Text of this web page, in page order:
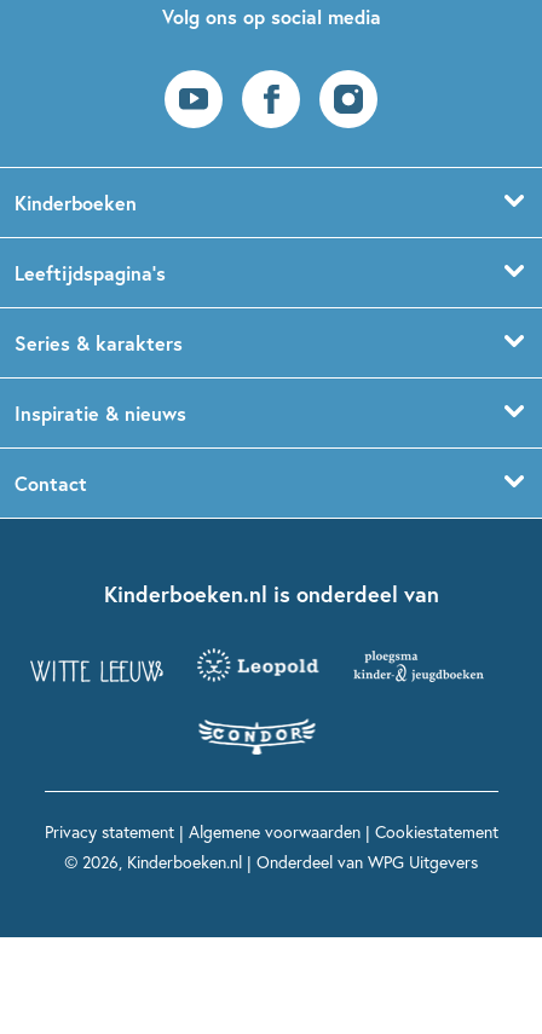
Volg ons op social media
Kinderboeken
Prentenboeken
Babyboeken
Sprookjesboeken
Kinderboeken diversiteit
Grappige kinderboeken
Spannende kinderboeken
Leeftijdspagina’s
Boekentips 1,5 - 3 jaar
Boekentips 5 - 7 jaar
Boekentips 12+ jaar
Voor volwassenen
Series & karakters
Dog Man
Spekkie en Sproet
Maxi & Helium
Inspiratie & nieuws
Kinderjury
Voor het onderwijs
Contact
Kinderboeken.nl is onderdeel van
Privacy statement| Algemene voorwaarden| Cookiestatement
© 2026, Kinderboeken.nl | Onderdeel van WPG Uitgevers